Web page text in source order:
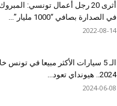
أثرى 20 رجل أعمال تونسي: المبروك
في الصدارة بصافي “1000 مليار”...
2022-08-14
الـ 5 سيارات الأكثر مبيعا في تونس
2024.. هيونداي تعود...
2024-06-08